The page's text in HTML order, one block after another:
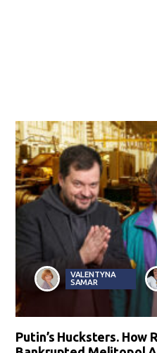
VALENTYNA
SAMAR
Putin’s Hucksters. How